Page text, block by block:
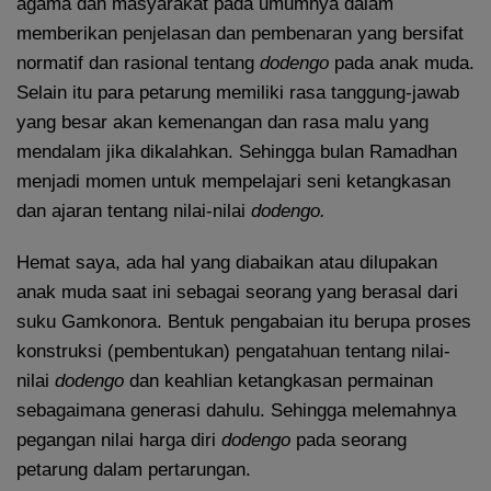
memberikan penjelasan dan pembenaran yang bersifat
normatif dan rasional tentang dodengo pada anak muda.
Selain itu para petarung memiliki rasa tanggung-jawab
yang besar akan kemenangan dan rasa malu yang
mendalam jika dikalahkan. Sehingga bulan Ramadhan
menjadi momen untuk mempelajari seni ketangkasan
dan ajaran tentang nilai-nilai dodengo.
Hemat saya, ada hal yang diabaikan atau dilupakan
anak muda saat ini sebagai seorang yang berasal dari
suku Gamkonora. Bentuk pengabaian itu berupa proses
konstruksi (pembentukan) pengatahuan tentang nilai-
nilai dodengo dan keahlian ketangkasan permainan
sebagaimana generasi dahulu. Sehingga melemahnya
pegangan nilai harga diri dodengo pada seorang
petarung dalam pertarungan.